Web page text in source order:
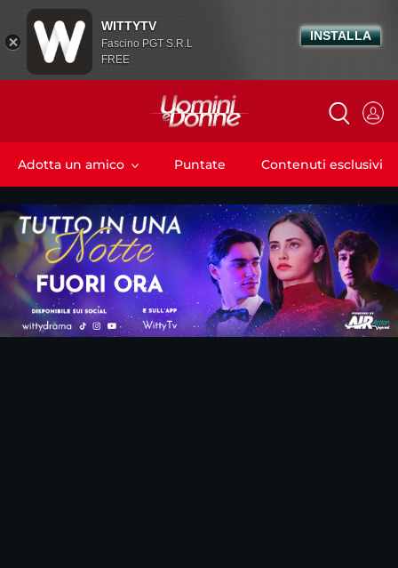
Adotta un amico Puntate Contenuti esclusivi
WITTYTV
Fascino PGT S.R.L
FREE
INSTALLA